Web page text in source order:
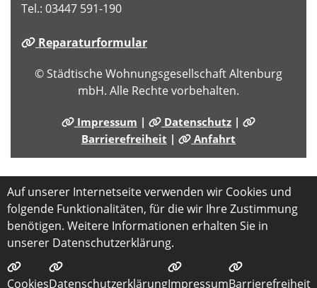
Tel.: 03447 591-190
Reparaturformular
© Städtische Wohnungsgesellschaft Altenburg
mbH. Alle Rechte vorbehalten.
Impressum | Datenschutz |
Barrierefreiheit | Anfahrt
Auf unserer Internetseite verwenden wir Cookies und
folgende Funktionalitäten, für die wir Ihre Zustimmung
benötigen. Weitere Informationen erhalten Sie in
unserer Datenschutzerklärung.
CookiesDatenschutzerklärungImpressumBarrierefreiheit